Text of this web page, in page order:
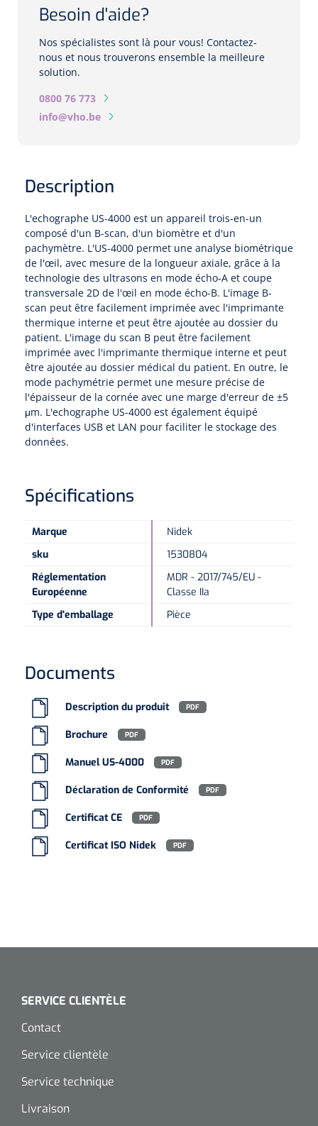
Biomètres
Biomètres optiques
Pachimètres
Echo
Lampes à fente
Options
Lampe à fente
Microscopes spéculaires
Écrans d'optotypes
Lasers
Besoin d'aide?
Nos spécialistes sont là pour vous! Contactez-
nous et nous trouverons ensemble la meilleure
solution.
0800 76 773
info@vho.be
Description
L'echographe US-4000 est un appareil trois-en-un
composé d'un B-scan, d'un biomètre et d'un
pachymètre. L'US-4000 permet une analyse biométrique
de l'œil, avec mesure de la longueur axiale, grâce à la
technologie des ultrasons en mode écho-A et coupe
transversale 2D de l'œil en mode écho-B. L'image B-
scan peut être facilement imprimée avec l'imprimante
thermique interne et peut être ajoutée au dossier du
patient. L'image du scan B peut être facilement
imprimée avec l'imprimante thermique interne et peut
être ajoutée au dossier médical du patient. En outre, le
mode pachymétrie permet une mesure précise de
l'épaisseur de la cornée avec une marge d'erreur de ±5
μm. L'echographe US-4000 est également équipé
d'interfaces USB et LAN pour faciliter le stockage des
données.
Spécifications
Marque
Nidek
sku
1530804
Réglementation
Européenne
MDR - 2017/745/EU -
Classe IIa
Type d'emballage
Pièce
Documents
Description du produit PDF
Brochure PDF
Manuel US-4000 PDF
Déclaration de Conformité PDF
Certificat CE PDF
Certificat ISO Nidek PDF
SERVICE CLIENTÈLE
Contact
Service clientèle
Service technique
Livraison